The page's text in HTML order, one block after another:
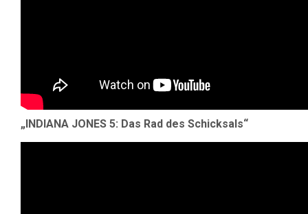
„INDIANA JONES 5: Das Rad des Schicksals“